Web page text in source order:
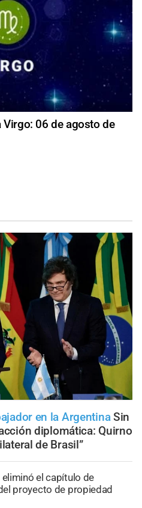
06 de agosto de
en la Argentina Sin
diplomática: Quirno
de Brasil”
el capítulo de
proyecto de propiedad